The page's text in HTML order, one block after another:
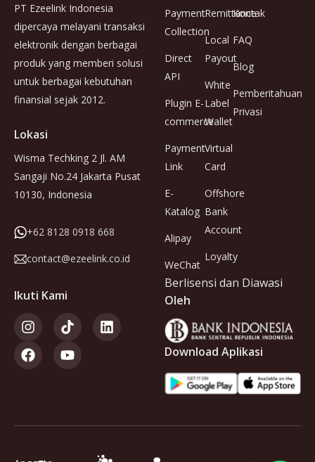
PT Ezeelink Indonesia
dipercaya melayani transaksi
elektronik dengan berbagai
produk yang memberi solusi
untuk berbagai kebutuhan
finansial sejak 2012.
Lokasi
Wisma Techking 2 Jl. AM
Sangaji No.24 Jakarta Pusat
10130, Indonesia
+62 8128 0918 668
contact@ezeelink.co.id
Ikuti Kami
Payment
Collection
Direct
API
Plugin E-
commerce
Payment
Link
E-
Katalog
Alipay
WeChat
Remittance
Local
Payout
White
Label
Wallet
Virtual
Card
Offshore
Bank
Account
Loyalty
Kontak
FAQ
Blog
Pemberitahuan
Privasi
Berlisensi dan Diawasi
Oleh
Download Aplikasi